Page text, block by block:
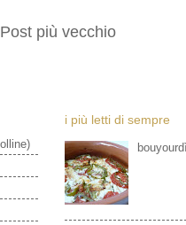
Post più vecchio
i più letti di sempre